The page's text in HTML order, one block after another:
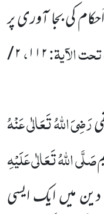
کی بجا آوری پر
الآیۃ:۱۱۲،۲/
رَضِیَ اللہُ تَعَالٰی عَنْہُ
صَلَّی اللہُ تَعَالٰی عَلَیْہِ
میں ایک ایسی